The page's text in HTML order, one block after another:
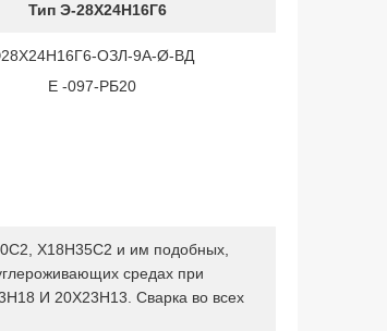
Тип Э-28Х24Н16Г6
ОЗЛ-9А-Ø-ВД
Е -097-РБ20
Х18Н35С2 и им подобных,
средах при
И 20Х23Н13. Сварка во всех